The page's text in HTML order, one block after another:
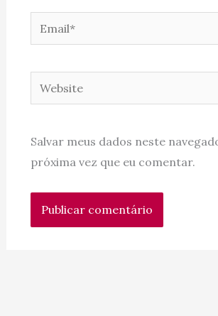
Email*
Website
Salvar meus dados neste
próxima vez que eu comentar.